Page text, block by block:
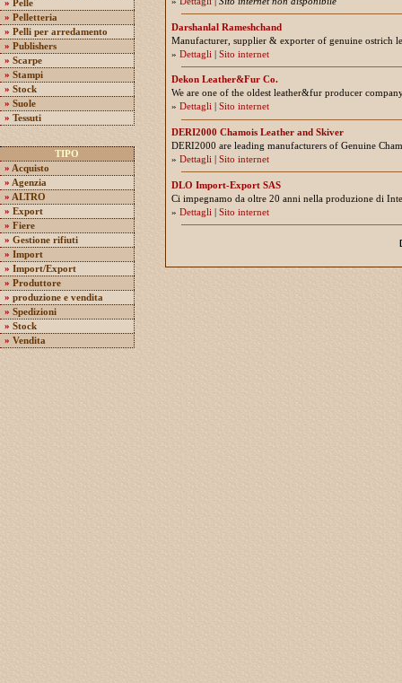
» Pelle
» Pelletteria
» Pelli per arredamento
» Publishers
» Scarpe
» Stampi
» Stock
» Suole
» Tessuti
TIPO
» Acquisto
» Agenzia
» ALTRO
» Export
» Fiere
» Gestione rifiuti
» Import
» Import/Export
» Produttore
» produzione e vendita
» Spedizioni
» Stock
» Vendita
Darshanlal Rameshchand
Manufacturer, supplier & exporter of genuine ostrich
» Dettagli Sito internet
Dekon Leather&Fur Co.
We are one of the oldest leather&fur producer
» Dettagli Sito internet
DERI2000 Chamois Leather and Skiver
DERI2000 are leading manufacturers of Genuine
» Dettagli Sito internet
DLO Import-Export SAS
Ci impegnamo da oltre 20 anni nella produzione di
» Dettagli Sito internet